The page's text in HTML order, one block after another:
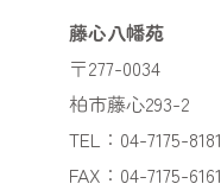
藤心八幡苑
〒277-0034
柏市藤心293-2
TEL：04-7175-8181
FAX：04-7175-6161